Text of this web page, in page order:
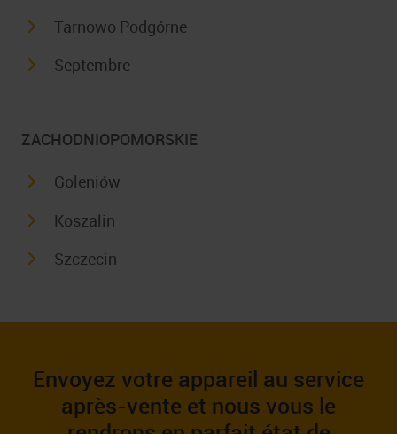
Tarnowo Podgórne
Septembre
ZACHODNIOPOMORSKIE
Goleniów
Koszalin
Szczecin
Envoyez votre appareil au service
après-vente et nous vous le